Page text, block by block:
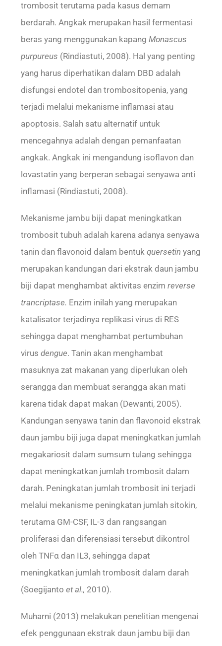
trombosit terutama pada kasus demam
berdarah. Angkak merupakan hasil fermentasi
beras yang menggunakan kapangMonascus
purpureus (Rindiastuti, 2008). Hal yang penting
yang harus diperhatikan dalam DBD adalah
disfungsi endotel dan trombositopenia, yang
terjadi melalui mekanisme inflamasi atau
apoptosis. Salah satu alternatif untuk
mencegahnya adalah dengan pemanfaatan
angkak. Angkak ini mengandung isoflavon dan
lovastatin yang berperan sebagai senyawa anti
inflamasi (Rindiastuti, 2008).
Mekanisme jambu biji dapat meningkatkan
trombosit tubuh adalah karena adanya senyawa
tanin dan flavonoid dalam bentukquersetinyang
merupakan kandungan dari ekstrak daun jambu
biji dapat menghambat aktivitas enzimreverse
trancriptase. Enzim inilah yang merupakan
katalisator terjadinya replikasi virus di RES
sehingga dapat menghambat pertumbuhan
virusdengue. Tanin akan menghambat
masuknya zat makanan yang diperlukan oleh
serangga dan membuat serangga akan mati
karena tidak dapat makan (Dewanti, 2005).
Kandungan senyawa tanin dan flavonoid ekstrak
daun jambu biji juga dapat meningkatkan jumlah
megakariosit dalam sumsum tulang sehingga
dapat meningkatkan jumlah trombosit dalam
darah. Peningkatan jumlah trombosit ini terjadi
melalui mekanisme peningkatan jumlah sitokin,
terutama GM-CSF, IL-3 dan rangsangan
proliferasi dan diferensiasi tersebut dikontrol
oleh TNFα dan IL3, sehingga dapat
meningkatkan jumlah trombosit dalam darah
(Soegijantoet al., 2010).
Muharni (2013) melakukan penelitian mengenai
efek penggunaan ekstrak daun jambu biji dan